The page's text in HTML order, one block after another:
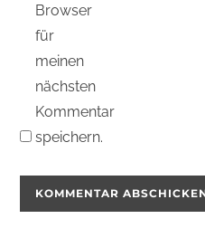
Browser
für
meinen
nächsten
Kommentar
speichern.